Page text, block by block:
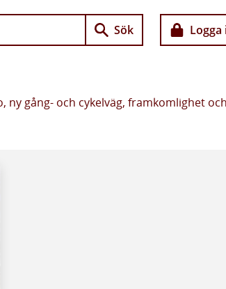
Sök Logga
ny gång- och cykelväg, framkomlighet